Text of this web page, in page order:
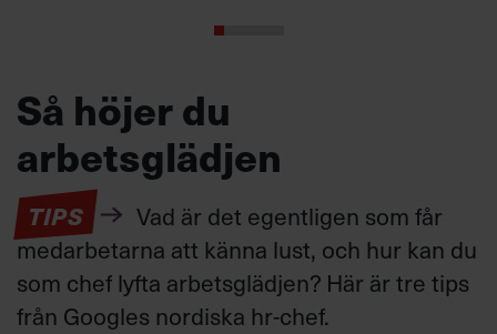
Så höjer du
arbetsglädjen
TIPS
Vad är det egentligen som får
medarbetarna att känna lust, och hur kan du
som chef lyfta arbetsglädjen? Här är tre tips
från Googles nordiska hr-chef.